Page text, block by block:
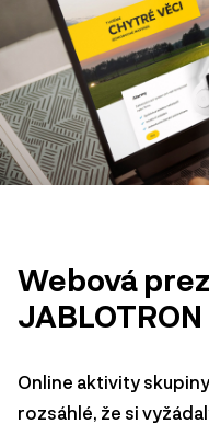
Webová
Online aktivity
rozsáhlé, že si